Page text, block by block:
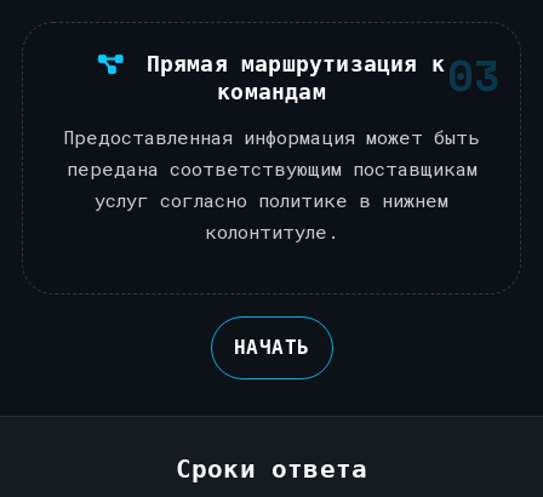
03
Прямая маршрутизация к
командам
Предоставленная информация может быть
передана соответствующим поставщикам
услуг согласно политике в нижнем
колонтитуле.
НАЧАТЬ
Сроки ответа